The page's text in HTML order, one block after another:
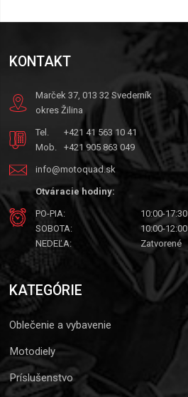
KONTAKT
Marček 37, 013 32 Svederník
okres Žilina
Tel.
+421 41 563 10 41
Mob.
+421 905 863 049
info@motoquad.sk
Otváracie hodiny:
PO-PIA:
10:00-17:30
SOBOTA:
10:00-12:00
NEDEĽA:
Zatvorené
KATEGÓRIE
Oblečenie a vybavenie
Motodiely
Príslušenstvo